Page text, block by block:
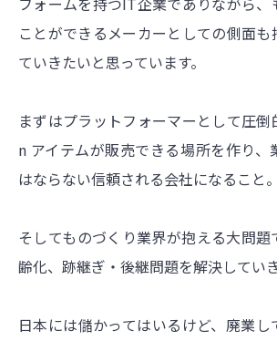
ことができるメーカーとしての側面
ていきたいと思っています。
まずはプラットフォーマーとして圧
n アイテムが販売できる場所を作り、
はならない信頼される会社になること。
そしてものづくり業界が抱える大問
齢化、跡継ぎ・後継問題を解決していき
日本には儲かってはいるけど、廃業し